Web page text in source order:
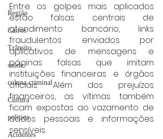
Região
Carros
Trânsito
saúde
coluna criminal
Cultura
politica
Acidentes
Entre os golpes mais aplicados
estão falsas centrais de
atendimento bancário, links
fraudulentos enviados por
aplicativos de mensagens e
páginas falsas que imitam
instituições financeiras e órgãos
oficiais. Além dos prejuízos
financeiros, as vítimas também
ficam expostas ao vazamento de
dados pessoais e informações
sensíveis.